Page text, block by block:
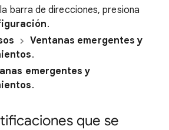
barra de direcciones, presiona
.
Ventanas emergentes y
.
emergentes y
.
que se